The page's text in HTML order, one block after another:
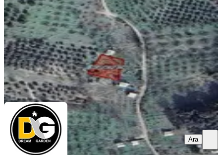
862 m²·3.131/m²·04.03.2026
2.699.000 ₺
DREAM GARDEN GAYRİMENKULKadir Turan
Ara
Ara